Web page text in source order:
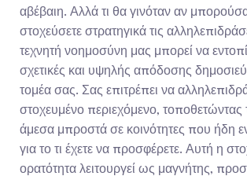
αβέβαιη. Αλλά τι θα γινόταν αν
στοχεύσετε στρατηγικά τις
τεχνητή νοημοσύνη μας μπορεί να
σχετικές και υψηλής απόδοσης
τομέα σας. Σας επιτρέπει να
στοχευμένο περιεχόμενο,
άμεσα μπροστά σε κοινότητες που ήδη
για το τι έχετε να προσφέρετε. Αυτή η
ορατότητα λειτουργεί ως μαγνήτης,